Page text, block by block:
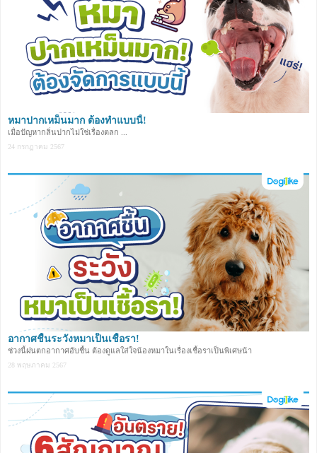
หมาปากเหม็นมาก ต้องทำแบบนี้!
เมื่อปัญหากลิ่นปากไม่ใช่เรื่องตลก ...
24 กรกฏาคม 2567
อากาศชื้นระวังหมาเป็นเชื้อรา!
ช่วงนี้ฝนตกอากาศอับชื้น ต้องดูแลใส่ใจน้องหมาในเรื่องเชื้อราเป็นพิเศษน้า
28 พฤษภาคม 2567